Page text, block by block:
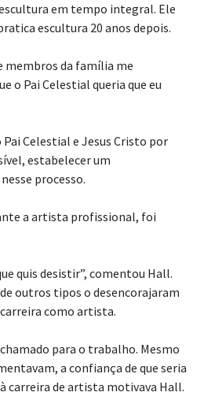
em tempo integral. Ele
escultura 20 anos depois.
membros da família me
o Pai Celestial queria que eu
Celestial e Jesus Cristo por
estabelecer um
processo.
a artista profissional, foi
quis desistir”, comentou Hall.
outros tipos o desencorajaram
como artista.
para o trabalho. Mesmo
a confiança de que seria
carreira de artista motivava Hall.